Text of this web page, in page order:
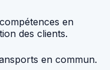
en
des clients.
en commun.